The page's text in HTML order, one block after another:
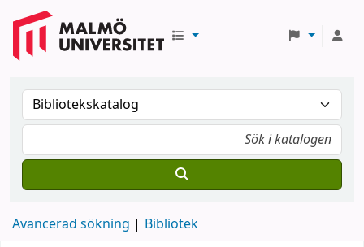
Avancerad sökning Bibliotek